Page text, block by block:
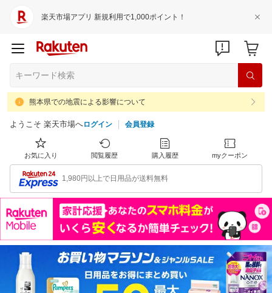
楽天市場アプリ 新規利用で1,000ポイント！
熊本県での地震による影響について
ようこそ 楽天市場へログイン 会員登録
お気に入り 閲覧履歴 購入履歴 myクーポン
1,980円以上で日用品が送料無料